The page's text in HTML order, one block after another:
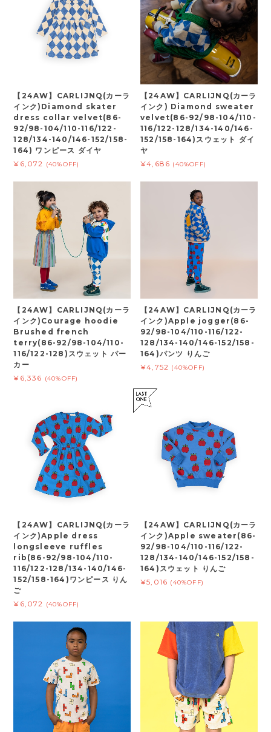
【24AW】CARLIJNQ(カーラ
インク)Diamond skater
dress collar velvet(86-
92/98-104/110-116/122-
128/134-140/146-152/158-
164) ワンピース ダイヤ
¥6,072
(40%OFF)
【24AW】CARLIJNQ(カーラ
インク) Diamond sweater
velvet(86-92/98-104/110-
116/122-128/134-140/146-
152/158-164)スウェット ダイ
ヤ
¥4,686 (40%OFF)
【24AW】CARLIJNQ(カーラ
インク)Courage hoodie
Brushed french
terry(86-92/98-104/110-
116/122-128)スウェット パー
カー
¥6,336 (40%OFF)
【24AW】CARLIJNQ(カーラ
インク)Apple jogger(86-
92/98-104/110-116/122-
128/134-140/146-152/158-
164)パンツ りんご
¥4,752 (40%OFF)
【24AW】CARLIJNQ(カーラ
インク)Apple dress
longsleeve ruffles
rib(86-92/98-104/110-
116/122-128/134-140/146-
152/158-164)ワンピース りん
ご
¥6,072
(40%OFF)
【24AW】CARLIJNQ(カーラ
インク)Apple sweater(86-
92/98-104/110-116/122-
128/134-140/146-152/158-
164)スウェット りんご
¥5,016 (40%OFF)